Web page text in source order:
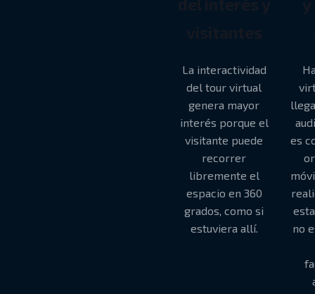
La interactividad
del tour virtual
genera mayor
interés porque el
visitante puede
recorrer
libremente el
espacio en 360
grados, como si
estuviera allí.
es
no